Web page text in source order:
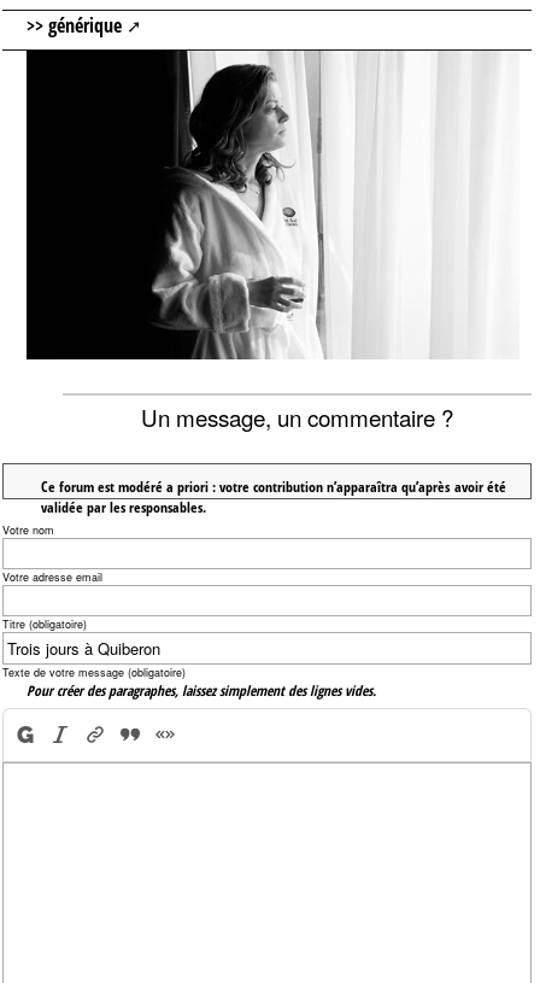
>> générique
Un message, un commentaire ?
Ce forum est modéré a priori : votre contribution n’apparaîtra qu’après avoir été
validée par les responsables.
Votre nom
Votre adresse email
Titre (obligatoire)
Texte de votre message (obligatoire)
Pour créer des paragraphes, laissez simplement des lignes vides.